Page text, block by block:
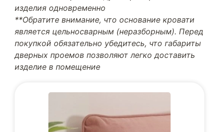
изделия одновременно
**Обратите внимание, что основание кровати
является цельносварным (неразборным). Перед
покупкой обязательно убедитесь, что габариты
дверных проемов позволяют легко доставить
изделие в помещение